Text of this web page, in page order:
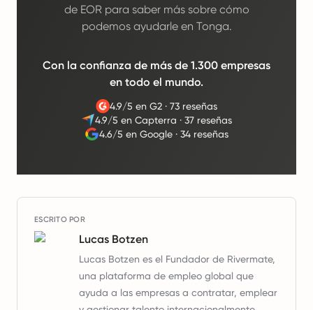
de EOR para saber más sobre cómo
podemos ayudarle en Tonga.
Con la confianza de más de 1.300 empresas
en todo el mundo.
4.9/5 en G2 ·73 reseñas
4.9/5 en Capterra ·37 reseñas
4.6/5 en Google· 34 reseñas
ESCRITO POR
Lucas Botzen
Lucas Botzen es el Fundador de Rivermate,
una plataforma de empleo global que
ayuda a las empresas a contratar, emplear